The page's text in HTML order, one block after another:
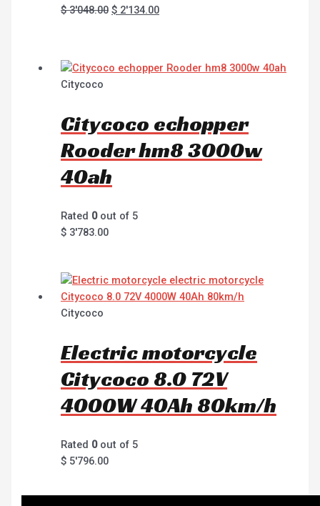
$3'048.00 $ 2'134.00
Citycoco
Citycoco echopper
Rooder hm8 3000w
40ah
Rated 0out of 5
$ 3'783.00
Citycoco
Electric motorcycle
Citycoco 8.0 72V
4000W 40Ah 80km/h
Rated 0out of 5
$ 5'796.00